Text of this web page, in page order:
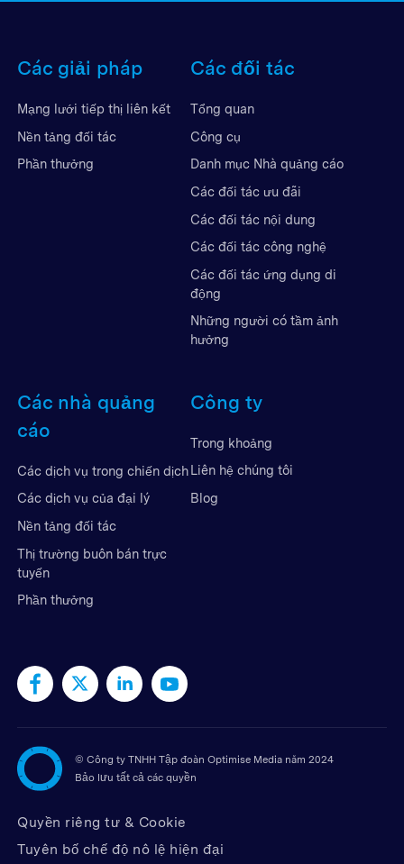
Các giải pháp
Mạng lưới tiếp thị liên kết
Nền tảng đối tác
Phần thưởng
Các đối tác
Tổng quan
Công cụ
Danh mục Nhà quảng cáo
Các đối tác ưu đãi
Các đối tác nội dung
Các đối tác công nghệ
Các đối tác ứng dụng di
động
Những người có tầm ảnh
hưởng
Các nhà quảng
cáo
Các dịch vụ trong chiến dịch
Các dịch vụ của đại lý
Nền tảng đối tác
Thị trường buôn bán trực
tuyến
Phần thưởng
Công ty
Trong khoảng
Liên hệ chúng tôi
Blog
© Công ty TNHH Tập đoàn Optimise Media năm 2024
Bảo lưu tất cả các quyền
Quyền riêng tư & Cookie
Tuyên bố chế độ nô lệ hiện đại